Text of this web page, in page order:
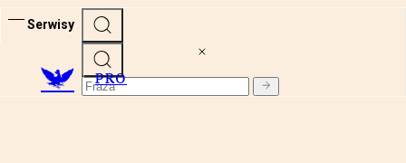
Serwisy
PRO